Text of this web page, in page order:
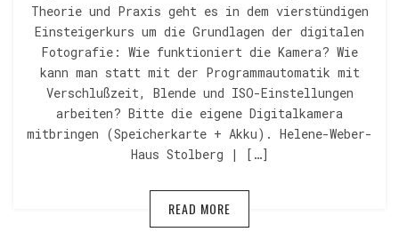
Theorie und Praxis geht es in dem vierstündigen
Einsteigerkurs um die Grundlagen der digitalen
Fotografie: Wie funktioniert die Kamera? Wie
kann man statt mit der Programmautomatik mit
Verschlußzeit, Blende und ISO-Einstellungen
arbeiten? Bitte die eigene Digitalkamera
mitbringen (Speicherkarte + Akku). Helene-Weber-
Haus Stolberg | […]
READ MORE